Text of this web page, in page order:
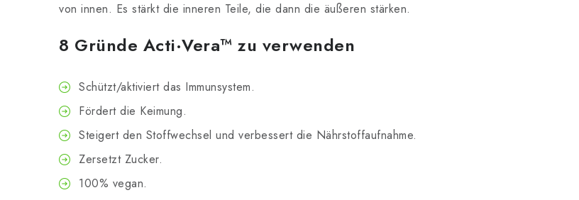
von innen. Es stärkt die inneren Teile, die dann die äußeren stärken.
8 Gründe Acti·Vera™ zu verwenden
Schützt/aktiviert das Immunsystem.
Fördert die Keimung.
Steigert den Stoffwechsel und verbessert die Nährstoffaufnahme.
Zersetzt Zucker.
100% vegan.